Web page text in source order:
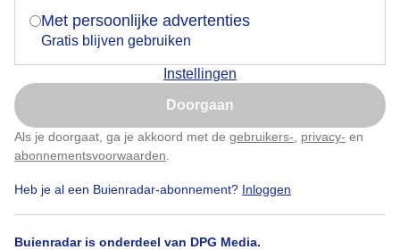
Met persoonlijke advertenties
Gratis blijven gebruiken
Instellingen
Doorgaan
Als je doorgaat, ga je akkoord met de gebruikers- privacy- en
abonnementsvoorwaarden
Heb je al een Buienradar-abonnement? Inloggen
Buienradar is onderdeel van DPG Media.
Populaire categorieën
Lente
Zomer
Over Buienradar
Nu niet, misschien later
Klik hierom dit aan te passen